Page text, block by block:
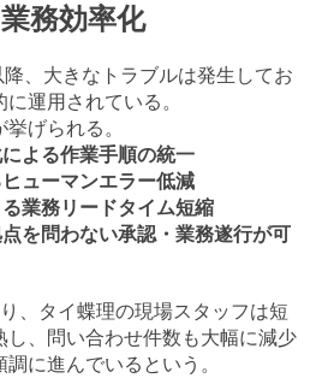
務効率化
、大きなトラブルは発生してお
運用されている。
げられる。
よる作業手順の統一
ューマンエラー低減
業務リードタイム短縮
を問わない承認・業務遂行が可
、タイ蝶理の現場スタッフは短
、問い合わせ件数も大幅に減少
に進んでいるという。